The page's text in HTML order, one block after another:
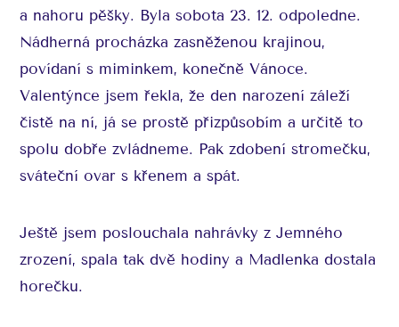
a nahoru pěšky. Byla sobota 23. 12. odpoledne.
Nádherná procházka zasněženou krajinou,
povídaní s miminkem, konečně Vánoce.
Valentýnce jsem řekla, že den narození záleží
čistě na ní, já se prostě přizpůsobím a určitě to
spolu dobře zvládneme. Pak zdobení stromečku,
sváteční ovar s křenem a spát.
Ještě jsem poslouchala nahrávky z Jemného
zrození, spala tak dvě hodiny a Madlenka dostala
horečku.